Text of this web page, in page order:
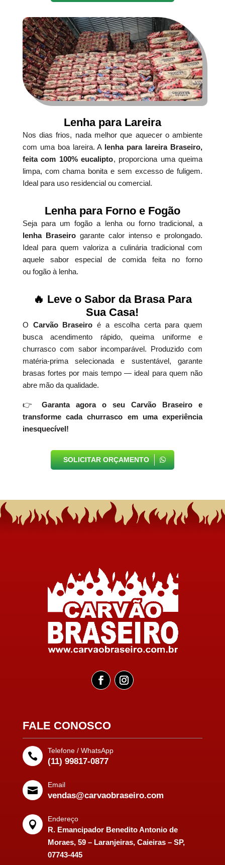
Lenha para Lareira
Nos dias frios, nada melhor que aquecer o ambiente
com uma boa lareira. A lenha para lareira Braseiro,
feita com 100% eucalipto, proporciona uma queima
limpa, com chama bonita e sem excesso de fuligem.
Ideal para uso residencial ou comercial.
Lenha para Forno e Fogão
Seja para um fogão a lenha ou forno tradicional, a
lenha Braseirogarante calor intenso e prolongado.
Ideal para quem valoriza a culinária tradicional com
aquele sabor especial de comida feita no forno
ou fogão à lenha.
🔥 Leve o Sabor da Brasa Para
Sua Casa!
O Carvão Braseiro é a escolha certa para quem
busca acendimento rápido, queima uniforme e
churrasco com sabor incomparável. Produzido com
matéria-prima selecionada e sustentável, garante
brasas fortes por mais tempo — ideal para quem não
abre mão da qualidade.
👉
Garanta agora o seu Carvão Braseiro e
transforme cada churrasco em uma experiência
inesquecível!
SOLICITAR ORÇAMENTO
FALE CONOSCO

Telefone / WhatsApp
(11) 99817-0877

Email
vendas@carvaobraseiro.com

Endereço
R. Emancipador Benedito Antonio de
Moraes, 59 – Laranjeiras, Caieiras – SP,
07743-445